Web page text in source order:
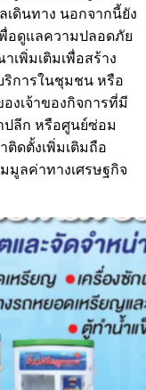
เดินทาง นอกจากนี้ยัง
พื่อดูแลความปลอดภัย
เพิ่มเติมเพื่อสร้าง
ริการในชุมชน หรือ
งเจ้าของกิจการที่มี
ปลีก หรือศูนย์ซ่อม
ติดตั้งเพิ่มเติมถือ
มูลค่าทางเศรษฐกิจ